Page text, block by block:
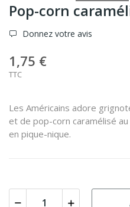
Pop-corn
Donnez votre avis
1,75 €
TTC
Les Américains adore
et de pop-corn caramélisé
en pique-nique.